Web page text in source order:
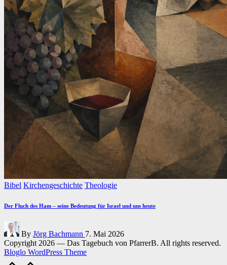
Posted
Bibel Kirchengeschichte Theologie
Der Fluch des Ham – seine Bedeutung für Israel und uns heute
Posted
by
By Jörg Bachmann 7. Mai 2026
Copyright 2026 — Das Tagebuch von PfarrerB. All rights reserved.
Bloglo WordPress Theme